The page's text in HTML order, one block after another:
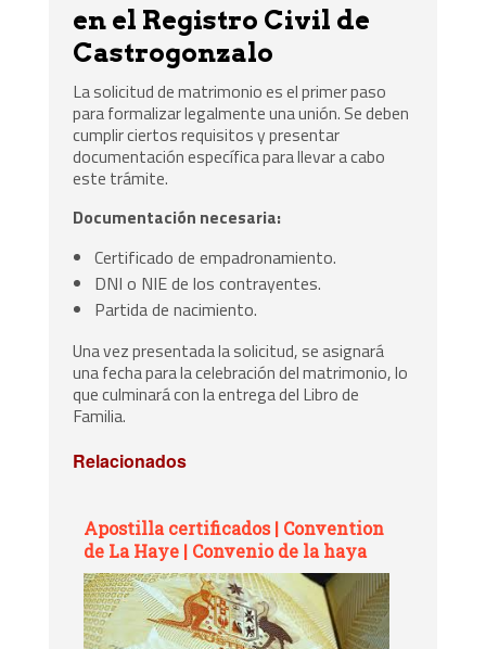
en el Registro Civil de
Castrogonzalo
La solicitud de matrimonio es el primer paso
para formalizar legalmente una unión. Se deben
cumplir ciertos requisitos y presentar
documentación específica para llevar a cabo
este trámite.
Documentación necesaria:
Certificado de empadronamiento.
DNI o NIE de los contrayentes.
Partida de nacimiento.
Una vez presentada la solicitud, se asignará
una fecha para la celebración del matrimonio, lo
que culminará con la entrega del Libro de
Familia.
Relacionados
Apostilla certificados | Convention
de La Haye | Convenio de la haya